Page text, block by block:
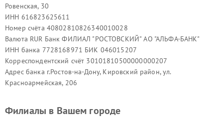
Ровенская, 30
ИНН 616823625611
Номер счёта 40802810826340010028
Валюта RUR Банк ФИЛИАЛ "РОСТОВСКИЙ" АО "АЛЬФА-БАНК"
ИНН банка 7728168971 БИК 046015207
Корреспондентский счёт 30101810500000000207
Адрес банка г.Ростов-на-Дону, Кировский район, ул.
Красноармейская, 206
Филиалы в Вашем городе